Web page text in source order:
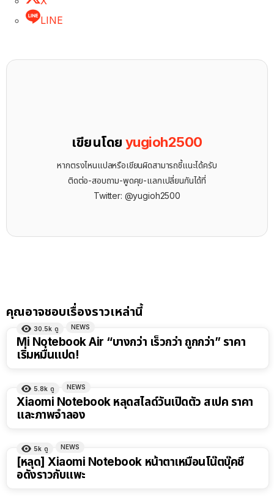
LINE
เขียนโดยyugioh2500
หากตรงไหนแปลหรือเขียนผิดสามารถชี้แนะได้ครับ
ติดต่อ-สอบถาม-พูดคุย-แลกเปลี่ยนกันได้ที่
Twitter: @yugioh2500
คุณอาจชอบเรื่องราวเหล่านี้
30.5k ดู NEWS
Mi Notebook Air “บางกว่า เร็วกว่า ถูกกว่า” ราคา
เริ่มหมื่นแปด!
5.8k ดู NEWS
Xiaomi Notebook หลุดสไลด์วันเปิดตัว สเปค ราคา
และภาพจำลอง
5k ดู NEWS
[หลุด] Xiaomi Notebook หน้าตาเหมือนโน๊ตบุ๊คชื่
อดังราวกับแพะ